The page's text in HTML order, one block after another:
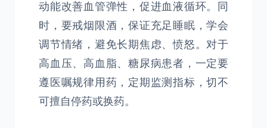
动能改善血管弹性，促进血液循环。同
时，要戒烟限酒，保证充足睡眠，学会
调节情绪，避免长期焦虑、愤怒。对于
高血压、高血脂、糖尿病患者，一定要
遵医嘱规律用药，定期监测指标，切不
可擅自停药或换药。